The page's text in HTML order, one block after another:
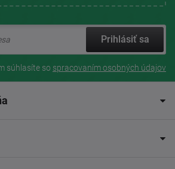
Prihlásiť sa
súhlasíte so spracovaním osobných údajov